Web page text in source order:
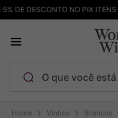
DESCONTO NO PIX ITENS
Vinhos Brancos
Termos mais buscados